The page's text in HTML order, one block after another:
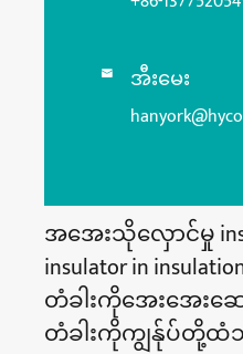
 အီးမေး
အအေးသိုလှောင်မှု
insulator in
တံခါးကိုအေးအေး
တံခါးကိုကျွန်ုပ်တို့ထံ